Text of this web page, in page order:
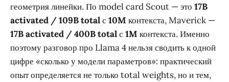
геометрия линейки. По model card Scout — это 17B
activated / 109B totalс 10M контекста, Maverick —
17B activated / 400B totalс 1M контекста. Именно
поэтому разговор про Llama 4 нельзя сводить к одной
цифре «сколько у модели параметров»: практический
опыт определяется не только total weights, но и тем,